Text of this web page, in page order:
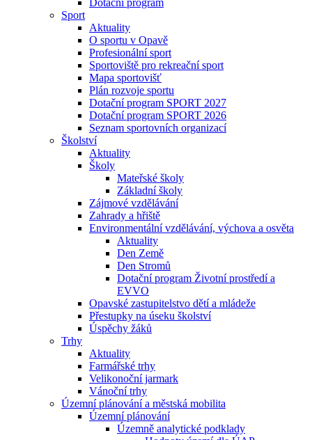
Dotační program
Sport
Aktuality
O sportu v Opavě
Profesionální sport
Sportoviště pro rekreační sport
Mapa sportovišť
Plán rozvoje sportu
Dotační program SPORT 2027
Dotační program SPORT 2026
Seznam sportovních organizací
Školství
Aktuality
Školy
Mateřské školy
Základní školy
Zájmové vzdělávání
Zahrady a hřiště
Environmentální vzdělávání, výchova a osvěta
Aktuality
Den Země
Den Stromů
Dotační program Životní prostředí a
EVVO
Opavské zastupitelstvo dětí a mládeže
Přestupky na úseku školství
Úspěchy žáků
Trhy
Aktuality
Farmářské trhy
Velikonoční jarmark
Vánoční trhy
Územní plánování a městská mobilita
Územní plánování
Územně analytické podklady